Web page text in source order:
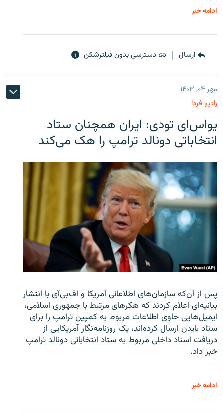
ادامه خبر
ارسال دسترسی بدون فیلترشکن
مهر ۰۴, ۱۴۰۳
رادیو فردا
یو‌اس‌ای تودی: ایران همچنان ستاد
انتخاباتی دونالد ترامپ را هک می‌کند
پس از آن‌که سازمان‌های اطلاعاتی آمریکا و اف‌بی‌آی با انتشار
بیانیه‌ای اعلام کردند که هکرهای مرتبط با جمهوری اسلامی،
ایمیل‌هایی حاوی اطلاعات مربوط به کمپین ترامپ را برای
ستاد بایدن ارسال کرده‌اند، یک روزنامه‌نگار آمریکایی از
دریافت اسناد داخلی مربوط به ستاد انتخاباتی دونالد ترامپ
خبر داد.
ادامه خبر